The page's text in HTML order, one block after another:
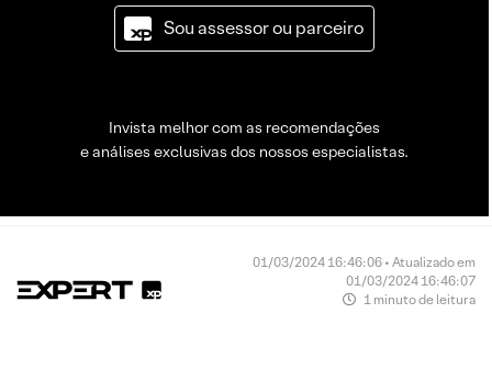
Sou assessor ou parceiro
Invista melhor com as recomendações
e análises exclusivas dos nossos especialistas.
01/03/2024 16:46:06 • Atualizado em
01/03/2024 16:46:07
1 minuto de leitura